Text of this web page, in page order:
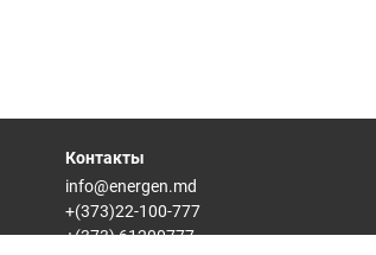
Контакты
info@energen.md
+(373)22-100-777
+(373) 61200777